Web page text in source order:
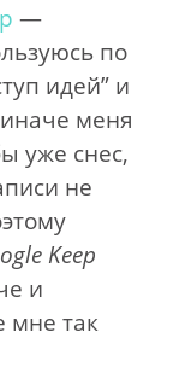
—
по
идей” и
меня
уже снес,
не
Keep
и
мне так